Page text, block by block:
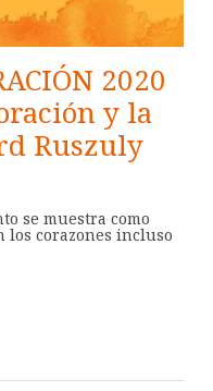
2020
y la
Ruszuly
se muestra como
corazones incluso